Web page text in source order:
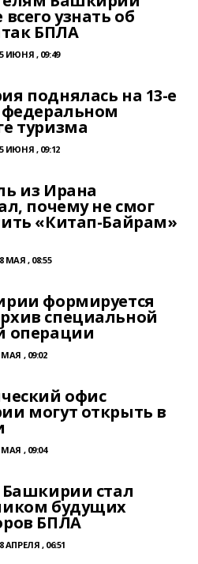
узнать об
БПЛА
ИЮНЯ , 09:49
поднялась на 13-е
федеральном
туризма
ИЮНЯ , 09:12
из Ирана
почему не смог
«Китап-Байрам»
МАЯ , 08:55
формируется
специальной
операции
МАЯ , 09:02
офис
могут открыть в
МАЯ , 09:04
Башкирии стал
будущих
БПЛА
АПРЕЛЯ , 06:51